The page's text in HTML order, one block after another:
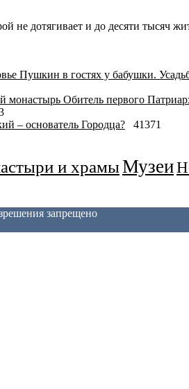
дотягивает и до десяти тысяч
Пушкин в гостях у бабушки.
Обитель первого
– основатель Городца?
41371
и храмыМузеи
запрещено